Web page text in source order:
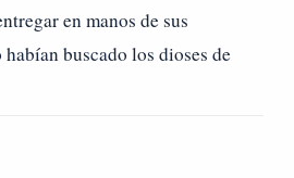
en manos de sus
buscado los dioses de